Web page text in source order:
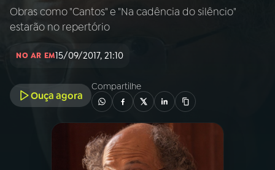
01 INÍCIO
PROGRAMAÇÃO
PROGRAMAS
Obras como "Cantos" e "Na cadência do silêncio"
estarão no repertório
NO AR EM15/09/2017, 21:10
Ouça agora
Compartilhe